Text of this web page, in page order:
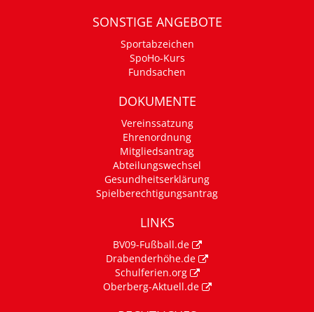
SONSTIGE ANGEBOTE
Sportabzeichen
SpoHo-Kurs
Fundsachen
DOKUMENTE
Vereinssatzung
Ehrenordnung
Mitgliedsantrag
Abteilungswechsel
Gesundheitserklärung
Spielberechtigungsantrag
LINKS
BV09-Fußball.de
Drabenderhöhe.de
Schulferien.org
Oberberg-Aktuell.de